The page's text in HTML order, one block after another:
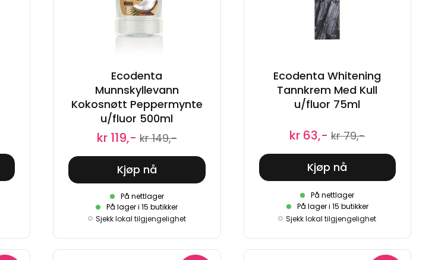
Ecodenta
Munnskyllevann
Kokosnøtt Peppermynte
u/fluor 500ml
kr 119,- kr 149,-
Kjøp nå
På nettlager
På lager i 15 butikker
Sjekk lokal tilgjengelighet
Ecodenta Whitening
Tannkrem Med Kull
u/fluor 75ml
kr 63,- kr 79,-
Kjøp nå
På nettlager
På lager i 15 butikker
Sjekk lokal tilgjengelighet